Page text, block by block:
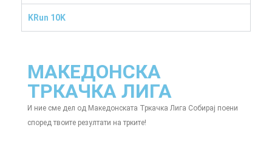
KRun 10K
МАКЕДОНСКА
ТРКАЧКА ЛИГА
И ние сме дел од Македонската Тркачка Лига Собирај поени
според твоите резултати на трките!